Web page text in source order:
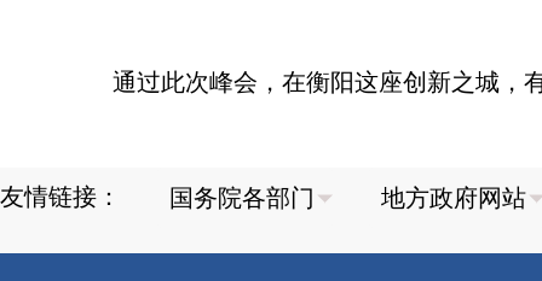
通过此次峰会，在衡阳这座创新之城，
友情链接：